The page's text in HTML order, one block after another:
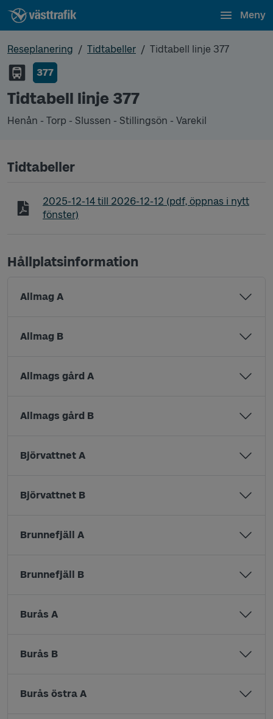
Meny
Reseplanering Tidtabeller
Tidtabell linje 377
377
Tidtabell linje 377
Henån - Torp - Slussen - Stillingsön - Varekil
Tidtabeller
Tidtabell linje 377 Henån - Torp - Slussen -
2025-12-14 till 2026-12-12 (pdf, öppnas i nytt
fönster)
Hållplatsinformation
Allmag A
Allmag B
Allmags gård A
Allmags gård B
Björvattnet A
Björvattnet B
Brunnefjäll A
Brunnefjäll B
Burås A
Burås B
Burås östra A